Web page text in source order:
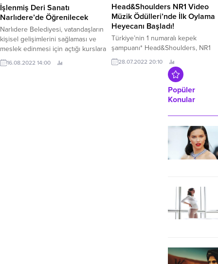
hız kazanmaya devam ediyor.
cevap arayan Zorlu PSM
prodüksiyonu olan Şehirde Kimse
Yokken’in oyuncu kadrosunda Elçin
İşlenmiş Deri Sanatı
Narlıdere’de Öğrenilecek
Narlıdere Belediyesi, vatandaşların
kişisel gelişimlerini sağlaması ve
meslek edinmesi için açtığı kurslara
Head&Shoulders NR1 Video
Müzik Ödülleri’nde İlk Oylama
Heyecanı Başladı!
Türkiye’nin 1 numaralı kepek
şampuanı* Head&Shoulders, NR1
Video Müzik Ödülleri 2022 ile
müziğe desteğine devam ediyor.
Popüler